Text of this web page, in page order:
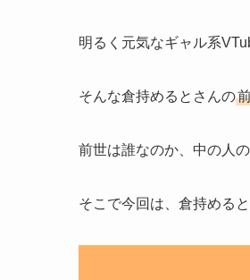
明るく元気なギャル系
そんな倉持めるとさんの
前世は誰なのか、中の人
そこで今回は、倉持める